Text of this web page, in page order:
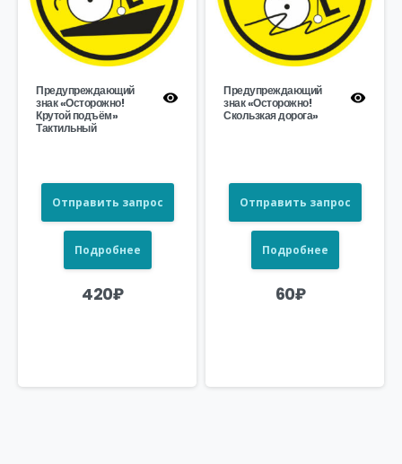
Предупреждающий
знак «Осторожно!
Крутой подъём»
Тактильный
Отправить запрос
Подробнее
420₽
Предупреждающий
знак «Осторожно!
Скользкая дорога»
Отправить запрос
Подробнее
60₽